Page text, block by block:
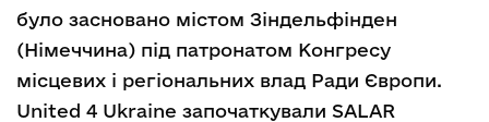
було засновано містом Зіндельфінден
(Німеччина) під патронатом Конгресу
місцевих і регіональних влад Ради Європи.
United 4 Ukraine започаткували SALAR